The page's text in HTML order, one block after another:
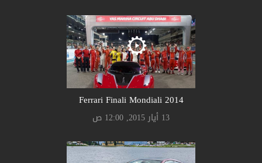
Ferrari Finali Mondiali 2014
13 أيار 2015, 12:00 ص